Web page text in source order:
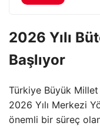
2026 Yılı
Başlıyor
Türkiye Büyük
2026 Yılı Merkezi
önemli bir süreç